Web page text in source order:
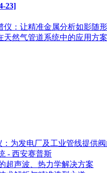
23]
仪：让精准金属分析如影随形
天然气管道系统中的应用方案
为发电厂及工业管线提供
- 西安赛普斯
超声波、热力学解决方案